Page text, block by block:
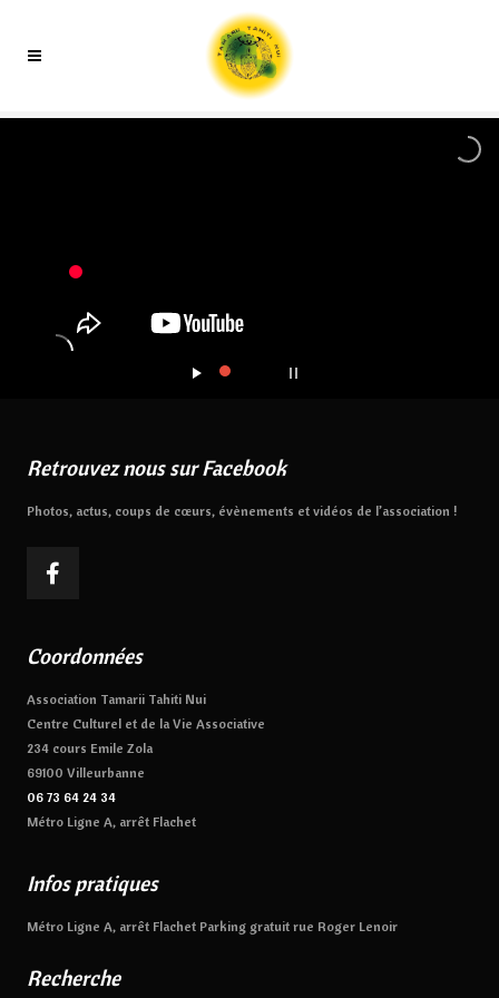
Retrouvez nous sur Facebook
Photos, actus, coups de cœurs, évènements et vidéos de l’association !
Coordonnées
Association Tamarii Tahiti Nui
Centre Culturel et de la Vie Associative
234 cours Emile Zola
69100 Villeurbanne
06 73 64 24 34
Métro Ligne A, arrêt Flachet
Infos pratiques
Métro Ligne A, arrêt Flachet Parking gratuit rue Roger Lenoir
Recherche